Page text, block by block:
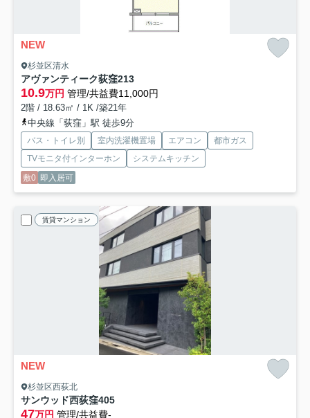
NEW
杉並区清水
アヴァンティーク荻窪213
10.9万円 管理/共益費11,000円
2階 / 18.63㎡ / 1K /築21年
中央線「荻窪」駅 徒歩9分
バス・トイレ別 室内洗濯機置場 エアコン
都市ガス
TVモニタ付インターホン
システムキッチン
敷0 即入居可
賃貸マンション
NEW
杉並区西荻北
サンウッド西荻窪405
47万円 管理/共益費-